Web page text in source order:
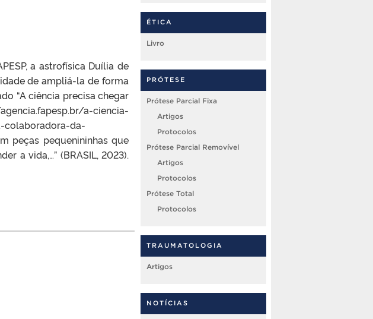
a astrofísica Duília de
de ampliá-la de forma
“A ciência precisa chegar
a-ciencia-
colaboradora-da-
peças pequenininhas que
a vida,…” (BRASIL, 2023).
ÉTICA
Livro
PRÓTESE
Prótese Parcial Fixa
Artigos
Protocolos
Prótese Parcial Removível
Artigos
Protocolos
Prótese Total
Protocolos
TRAUMATOLOGIA
Artigos
NOTÍCIAS